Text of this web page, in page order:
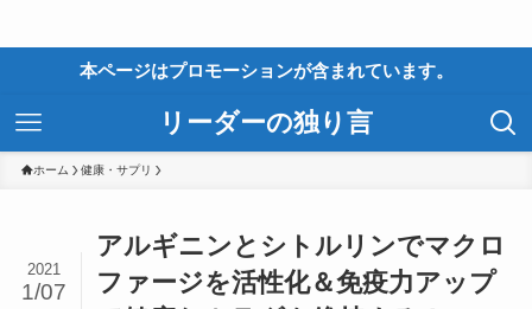
本ページはプロモーションが含まれています。
リーダーの独り言
ホーム 健康・サプリ
アルギニンとシトルリンでマクロ
ファージを活性化＆免疫力アップ
2021
1/07